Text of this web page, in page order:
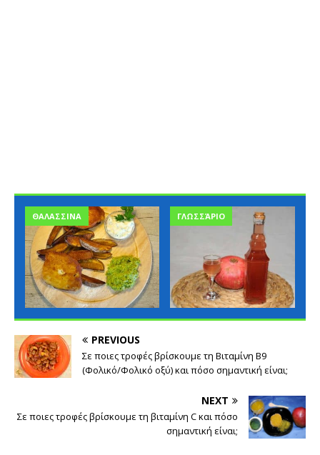
ΘΑΛΑΣΣΙΝΑ ΓΛΩΣΣΆΡΙΟ
PREVIOUS
Σε ποιες τροφές βρίσκουμε τη Βιταμίνη Β9
(Φολικό/Φολικό οξύ) και πόσο σημαντική είναι;
NEXT
Σε ποιες τροφές βρίσκουμε τη βιταμίνη C και πόσο
σημαντική είναι;